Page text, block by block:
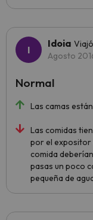
Idoia
Agosto
Las camas
Las comidas
por el expositor
comida
pasas un poco
pequeña de
Normal